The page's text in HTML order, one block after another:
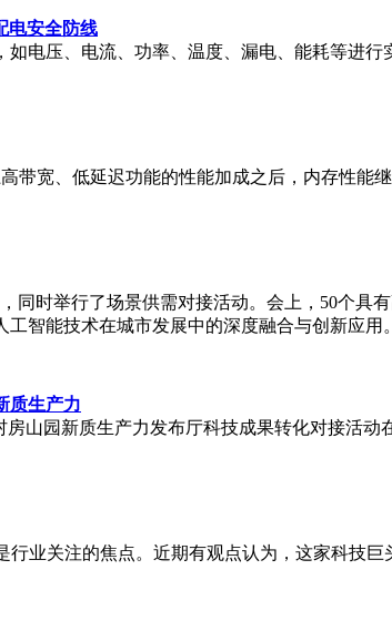
电安全防线
电压、电流、功率、温度、漏电、能耗等进
带宽、低延迟功能的性能加成之后，内存性
同时举行了场景供需对接活动。会上，50个具
智能技术在城市发展中的深度融合与创新应用。
质生产力
山园新质生产力发布厅科技成果转化对接活
业关注的焦点。近期有观点认为，这家科技